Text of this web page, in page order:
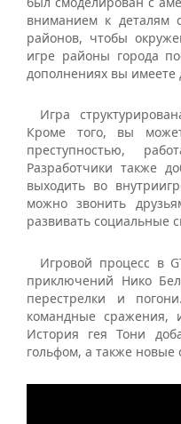
вниманием к деталям
районов, чтобы
игре районы города
дополнениях вы имеете
Игра
Кроме того, вы
преступностью,
Разработчики также
выходить во
можно звонить
развивать социальные
Игровой процесс в
приключений Нико
перестрелки и
командные сражения,
История гея Тони
гольфом, а также новые